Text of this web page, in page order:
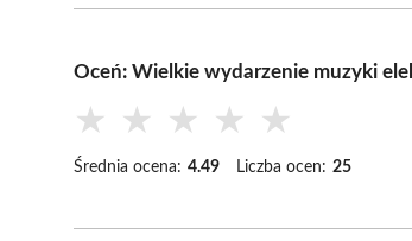
Oceń: Wielkie wydarzenie muzyki
★ ★ ★ ★ ★
Średnia ocena: 4.49 Liczba ocen: 25